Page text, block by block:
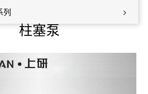
列
柱塞泵